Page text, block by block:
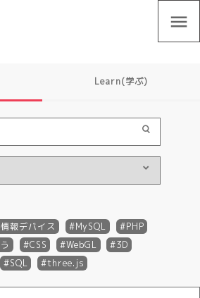
menu
Learn(学ぶ)
情報デバイス MySQL
PHP
CSS WebGL
3D
SQL three.js